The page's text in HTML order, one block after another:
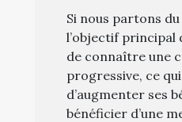
Si nous partons
l’objectif principal
de connaître une
progressive, ce
d’augmenter ses
bénéficier d’une